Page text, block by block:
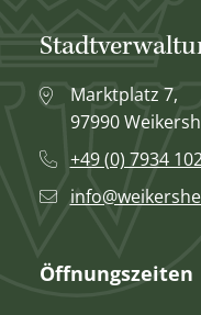
Marktplatz 7,
97990
+49 (0) 7934
Öffnungszeiten